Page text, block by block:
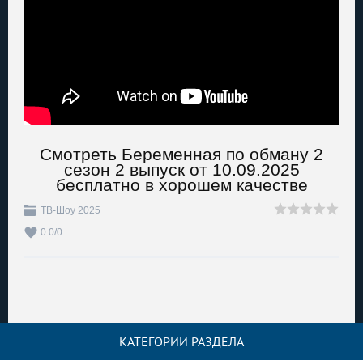
Смотреть Беременная по обману 2
сезон 2 выпуск от 10.09.2025
бесплатно в хорошем качестве
ТВ-Шоу 2025
0.0/0
КАТЕГОРИИ РАЗДЕЛА